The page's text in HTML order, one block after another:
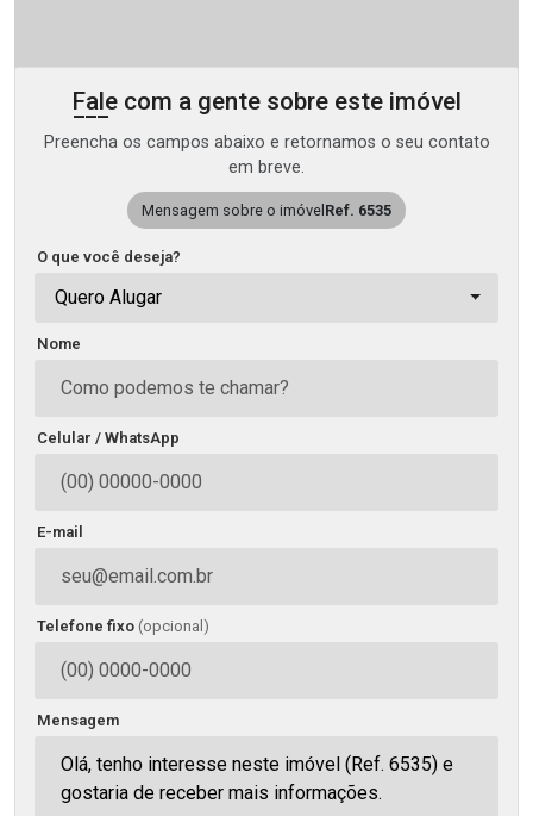
Fale com a gente sobre este imóvel
Preencha os campos abaixo e retornamos o seu contato
em breve.
Mensagem sobre o imóvel Ref. 6535
O que você deseja?
Quero Alugar
Nome
Celular / WhatsApp
E-mail
Telefone fixo (opcional)
Mensagem